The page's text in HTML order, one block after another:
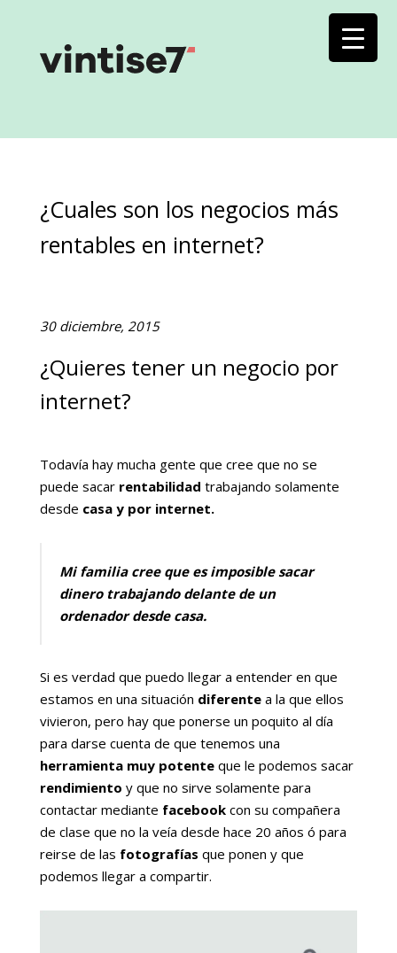
¿Cuales son los negocios más
rentables en internet?
30 diciembre, 2015
¿Quieres tener un negocio por
internet?
Todavía hay mucha gente que cree que no se
puede sacar rentabilidad trabajando solamente
desde casa y por internet.
Mi familia cree que es imposible sacar
dinero trabajando delante de un
ordenador desde casa.
Si es verdad que puedo llegar a entender en que
estamos en una situación diferentea la que ellos
vivieron, pero hay que ponerse un poquito al día
para darse cuenta de que tenemos una
herramienta muy potenteque le podemos sacar
rendimiento y que no sirve solamente para
contactar mediante facebookcon su compañera
de clase que no la veía desde hace 20 años ó para
reirse de las fotografías que ponen y que
podemos llegar a compartir.